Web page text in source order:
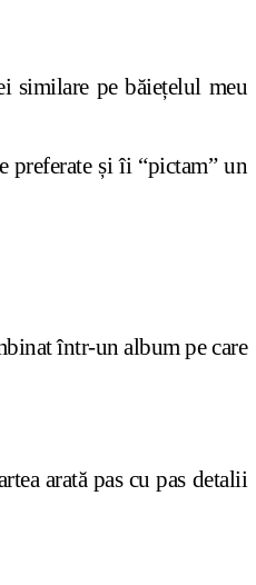
similare pe băiețelul meu
și îi “pictam” un
într-un album pe care
arată pas cu pas detalii